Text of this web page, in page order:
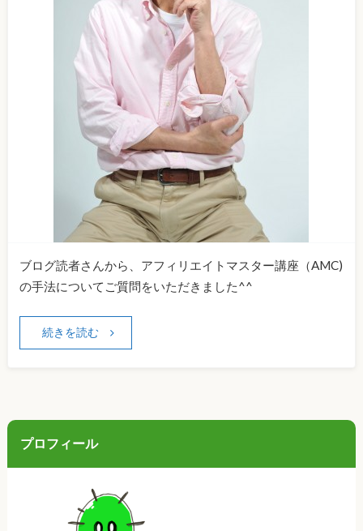
ブログ読者さんから、アフィリエイトマスター講座（AMC)
の手法についてご質問をいただきました^^
続きを読む
プロフィール